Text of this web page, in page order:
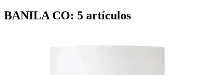
BANILA CO: 5 artículos